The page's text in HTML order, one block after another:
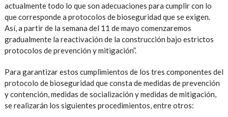
actualmente todo lo que son adecuaciones para cumplir con lo
que corresponde a protocolos de bioseguridad que se exigen.
Así, a partir de la semana del 11 de mayo comenzaremos
gradualmente la reactivación de la construcción bajo estrictos
protocolos de prevención y mitigación”.
Para garantizar estos cumplimientos de los tres componentes del
protocolo de bioseguridad que consta de medidas de prevención
y contención, medidas de socialización y medidas de mitigación,
se realizarán los siguientes procedimientos, entre otros: